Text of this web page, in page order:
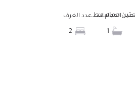
عدد الحمامات عدد الغرف